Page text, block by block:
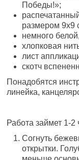
Победы!»;
размером 9х9
немного
хлопковая
лист
скотч
Понадобятся
линейка,
Работа займет 1-
Согнуть
открытки.